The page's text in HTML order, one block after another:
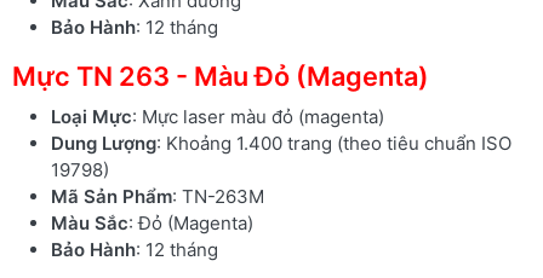
Bảo Hành: 12 tháng
Mực TN 263 - Màu Đỏ (Magenta)
Loại Mực: Mực laser màu đỏ (magenta)
Dung Lượng: Khoảng 1.400 trang (theo tiêu chuẩn ISO
19798)
Mã Sản Phẩm: TN-263M
Màu Sắc: Đỏ (Magenta)
Bảo Hành: 12 tháng